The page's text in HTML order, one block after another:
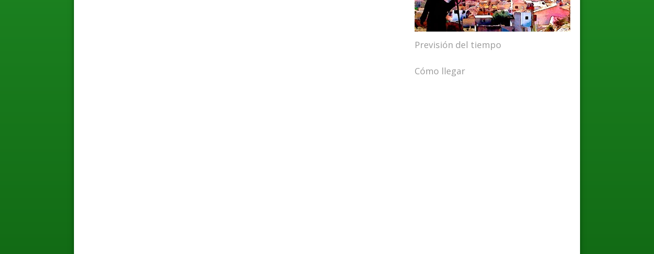
Previsión del tiempo
Cómo llegar